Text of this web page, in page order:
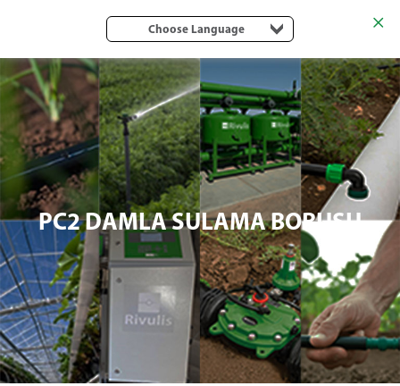
Choose Language
PC2 DAMLA SULAMA BORUSU